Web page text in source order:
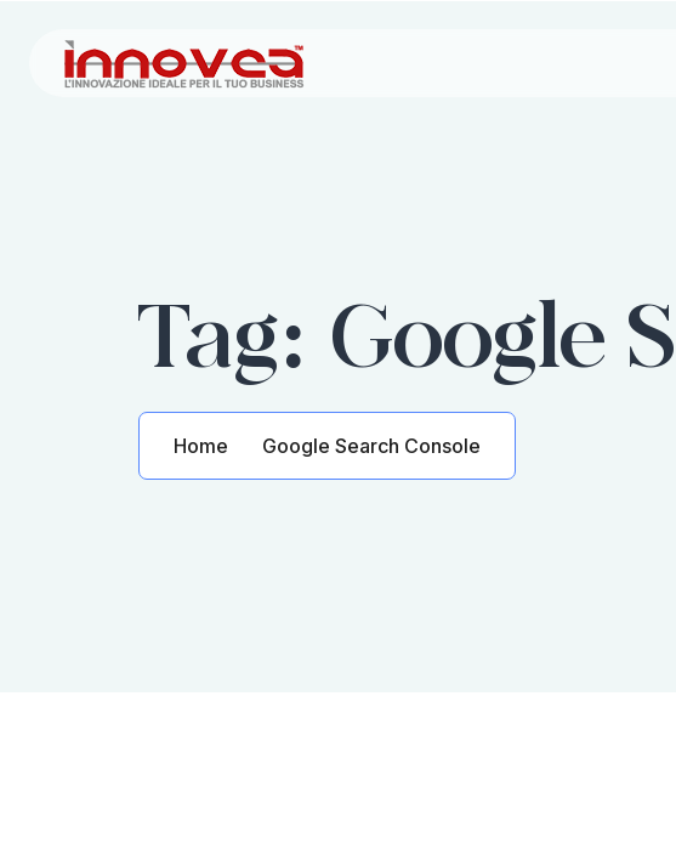
Tag: Google
Home Google Search Console